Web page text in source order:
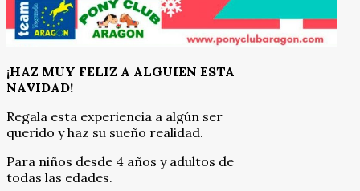
¡HAZ MUY FELIZ A ALGUIEN ESTA
NAVIDAD!
Regala esta experiencia a algún ser
querido y haz su sueño realidad.
Para niños desde 4 años y adultos de
todas las edades.